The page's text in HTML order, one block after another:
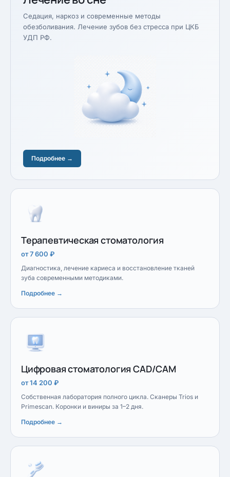
Седация, наркоз и современные методы
обезболивания. Лечение зубов без стресса при ЦКБ
УДП РФ.
Подробнее →
Терапевтическая стоматология
от 7 600 ₽
Диагностика, лечение кариеса и восстановление тканей
зуба современными методиками.
Подробнее →
Цифровая стоматология CAD/CAM
от 14 200 ₽
Собственная лаборатория полного цикла. Сканеры Trios и
Primescan. Коронки и виниры за 1–2 дня.
Подробнее →